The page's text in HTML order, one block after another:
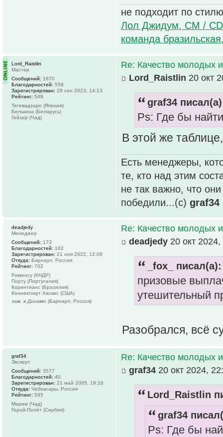
не подходит по
Лол Джидум, CM /
команда
Re: Качество молодых
Lord_Raistlin 20 окт
graf34
Ps: Где бы
В этой же
Есть менеджеры,
те, кто над этим
не так важно, что
победили...(с) graf34
Lord_Raistlin
Мастер
Сообщений: 1870
Благодарностей: 556
Зарегистрирован: 28 сен 2023, 14:13
Рейтинг: 549
Тегевадзаро (Япония)
Белшина (Беларусь)
Гейзер (Чад)
Re: Качество молодых
deadjedy 20 окт
_fox_ писал(а):
призовые
утешительный
Разобрался, всё
deadjedy
Менеджер
Сообщений: 173
Благодарностей: 162
Зарегистрирован: 21 ноя 2022, 12:08
Откуда: Барнаул, Россия
Рейтинг: 702
Рименсу (КНДР)
Порту (Португалия)
Коринтианс (Бразилия)
Коннектикут Хаскис (США)
зам. в Динамо (Барнаул, Россия)
Re: Качество молодых
graf34 20 окт 2024,
Lord_Raistlin
graf34
Ps: Где бы
graf34
Эксперт
Сообщений: 3577
Благодарностей: 40
Зарегистрирован: 21 май 2005, 19:16
Откуда: Чебоксары, Россия
Рейтинг: 595
Мирим (Чад)
Герой-Полёт (Сербия)